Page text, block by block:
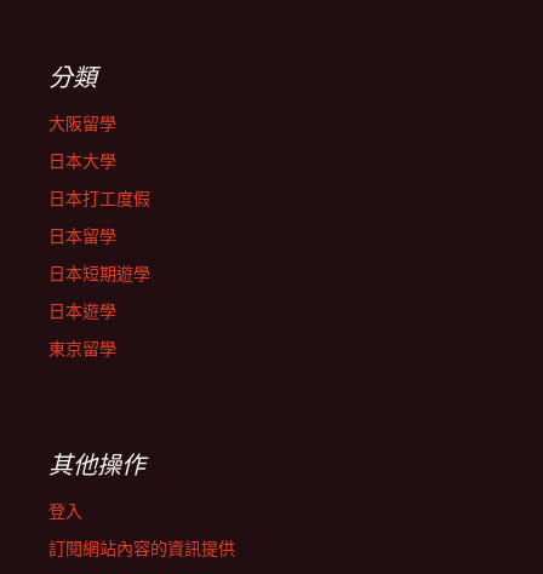
分類
大阪留學
日本大學
日本打工度假
日本留學
日本短期遊學
日本遊學
東京留學
其他操作
登入
訂閱網站內容的資訊提供